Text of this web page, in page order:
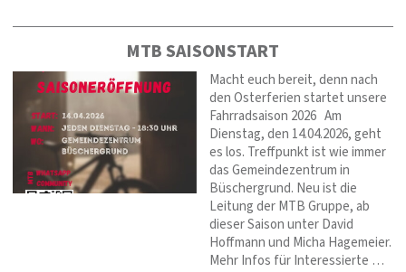
MTB SAISONSTART
Macht euch bereit, denn nach
den Osterferien startet unsere
Fahrradsaison 2026 Am
Dienstag, den 14.04.2026, geht
es los. Treffpunkt ist wie immer
das Gemeindezentrum in
Büschergrund. Neu ist die
Leitung der MTB Gruppe, ab
dieser Saison unter David
Hoffmann und Micha Hagemeier.
Mehr Infos für Interessierte …